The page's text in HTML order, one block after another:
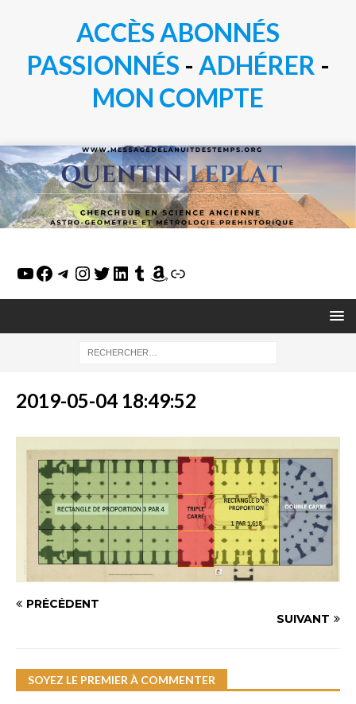
ACCÈS ABONNÉS
PASSIONNÉS - ADHÉRER -
MON COMPTE
2019-05-04 18:49:52
PRÉCÉDENT
SUIVANT
SOYEZ LE PREMIER À COMMENTER